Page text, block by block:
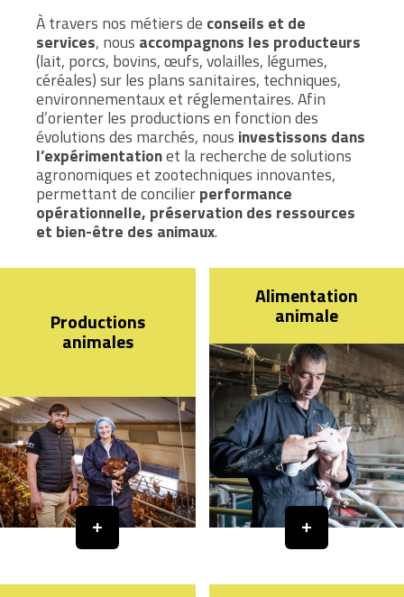
À travers nos métiers de conseils et de
services, nous accompagnons les producteurs
(lait, porcs, bovins, œufs, volailles, légumes,
céréales) sur les plans sanitaires, techniques,
environnementaux et réglementaires. Afin
d’orienter les productions en fonction des
évolutions des marchés, nous investissons dans
l’expérimentationet la recherche de solutions
agronomiques et zootechniques innovantes,
permettant de concilierperformance
opérationnelle, préservation des ressources
et bien-être des animaux.
Productions
animales
Alimentation
animale